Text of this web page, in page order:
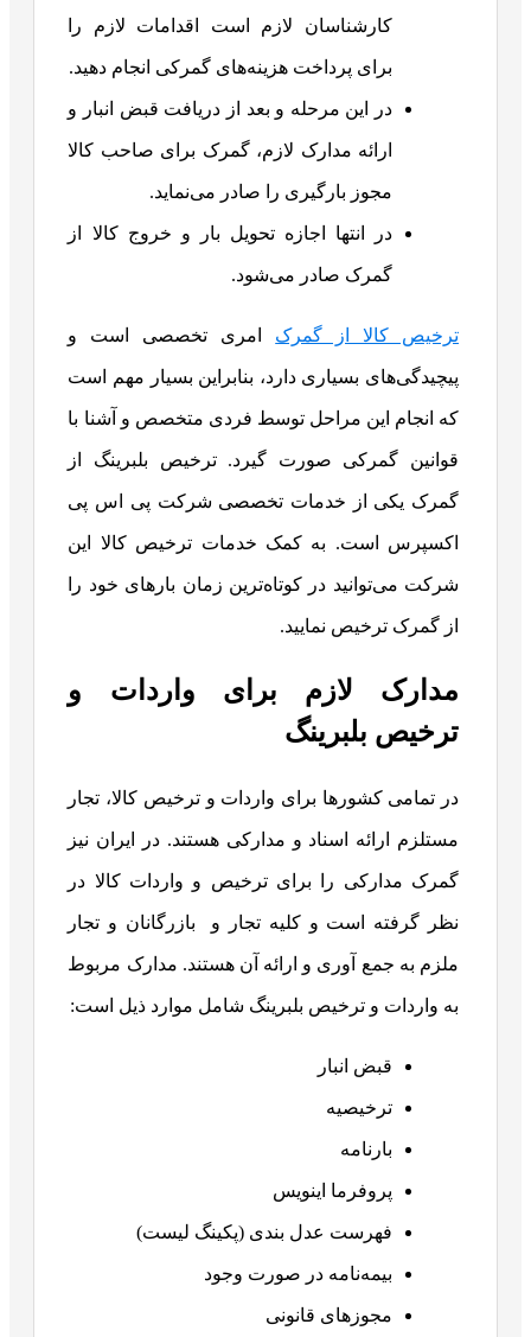
کارشناسان لازم است اقدامات لازم را
برای پرداخت هزینه‌های گمرکی انجام دهید.
در این مرحله و بعد از دریافت قبض انبار و
ارائه مدارک لازم، گمرک برای صاحب کالا
مجوز بارگیری را صادر می‌نماید.
در انتها اجازه تحویل بار و خروج کالا از
گمرک صادر می‌شود.
ترخیص کالا از گمرک امری تخصصی است و
پیچیدگی‌های بسیاری دارد، بنابراین بسیار مهم است
که انجام این مراحل توسط فردی متخصص و آشنا با
قوانین گمرکی صورت گیرد. ترخیص بلبرینگ از
گمرک یکی از خدمات تخصصی شرکت پی اس پی
اکسپرس است. به کمک خدمات ترخیص کالا این
شرکت می‌توانید در کوتاه‌ترین زمان بارهای خود را
از گمرک ترخیص نمایید.
مدارک لازم برای واردات و
ترخیص بلبرینگ
در تمامی کشورها برای واردات و ترخیص کالا، تجار
مستلزم ارائه اسناد و مدارکی هستند. در ایران نیز
گمرک مدارکی را برای ترخیص و واردات کالا در
نظر گرفته است و کلیه تجار و بازرگانان و تجار
ملزم به جمع آوری و ارائه آن هستند. مدارک مربوط
به واردات و ترخیص بلبرینگ شامل موارد ذیل است:
قبض انبار
ترخیصیه
بارنامه
پروفرما اینویس
فهرست عدل بندی (پکینگ لیست)
بیمه‌نامه در صورت وجود
مجوزهای قانونی